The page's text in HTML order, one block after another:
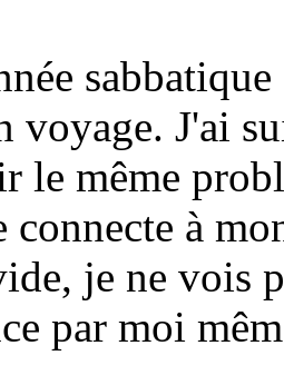
voyage. J'ai
le même
connecte à
je ne vois
par moi